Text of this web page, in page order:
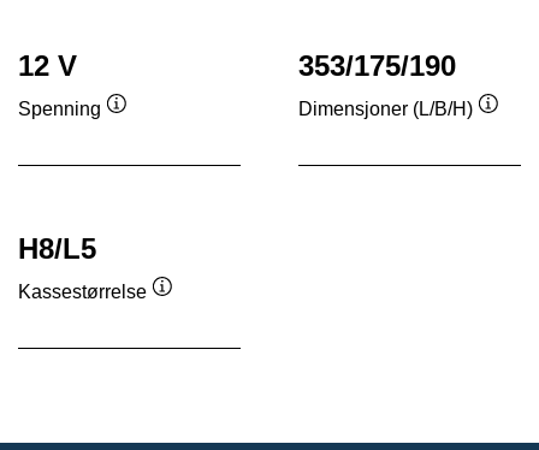
12 V
Spenning
353/175/190
Dimensjoner (L/B/H)
H8/L5
Kassestørrelse